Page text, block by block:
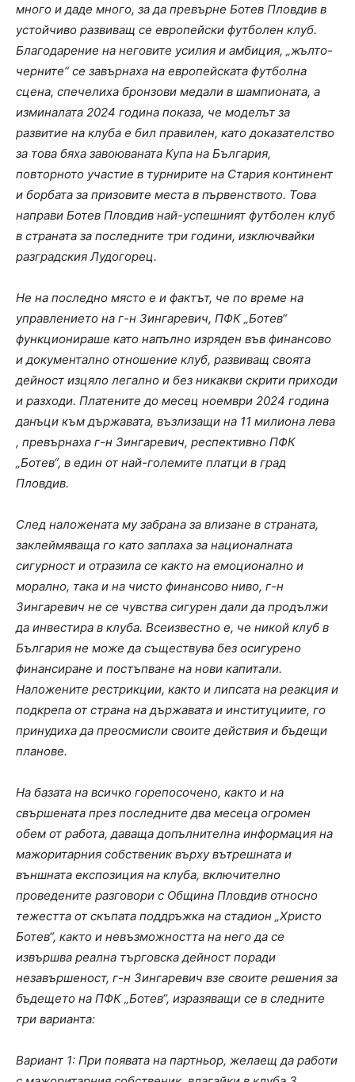
много и даде много, за да превърне Ботев Пловдив в
устойчиво развиващ се европейски футболен клуб.
Благодарение на неговите усилия и амбиция, „жълто-
черните“ се завърнаха на европейската футболна
сцена, спечелиха бронзови медали в шампионата, а
изминалата 2024 година показа, че моделът за
развитие на клуба е бил правилен, като доказателство
за това бяха завоюваната Купа на България,
повторното участие в турнирите на Стария континент
и борбата за призовите места в първенството. Това
направи Ботев Пловдив най-успешният футболен клуб
в страната за последните три години, изключвайки
разградския Лудогорец.
Не на последно място е и фактът, че по време на
управлението на г-н Зингаревич, ПФК „Ботев“
функционираше като напълно изряден във финансово
и документално отношение клуб, развиващ своята
дейност изцяло легално и без никакви скрити приходи
и разходи. Платените до месец ноември 2024 година
данъци към държавата, възлизащи на 11 милиона лева
, превърнаха г-н Зингаревич, респективно ПФК
„Ботев“, в един от най-големите платци в град
Пловдив.
След наложената му забрана за влизане в страната,
заклеймяваща го като заплаха за националната
сигурност и отразила се както на емоционално и
морално, така и на чисто финансово ниво, г-н
Зингаревич не се чувства сигурен дали да продължи
да инвестира в клуба. Всеизвестно е, че никой клуб в
България не може да съществува без осигурено
финансиране и постъпване на нови капитали.
Наложените рестрикции, както и липсата на реакция и
подкрепа от страна на държавата и институциите, го
принудиха да преосмисли своите действия и бъдещи
планове.
На базата на всичко горепосочено, както и на
свършената през последните два месеца огромен
обем от работа, даваща допълнителна информация на
мажоритарния собственик върху вътрешната и
външната експозиция на клуба, включително
проведените разговори с Община Пловдив относно
тежестта от скъпата поддръжка на стадион „Христо
Ботев“, както и невъзможността на него да се
извършва реална търговска дейност поради
незавършеност, г-н Зингаревич взе своите решения за
бъдещето на ПФК „Ботев“, изразяващи се в следните
три варианта:
Вариант 1: При появата на партньор, желаещ да работи